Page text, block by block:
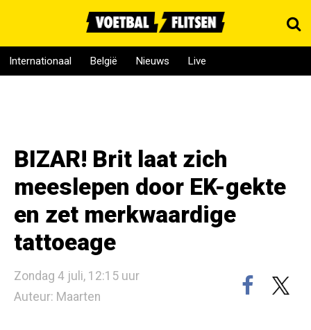
Internationaal België Nieuws Live
BIZAR! Brit laat zich
meeslepen door EK-gekte
en zet merkwaardige
tattoeage
Zondag 4 juli, 12:15 uur
Auteur: Maarten